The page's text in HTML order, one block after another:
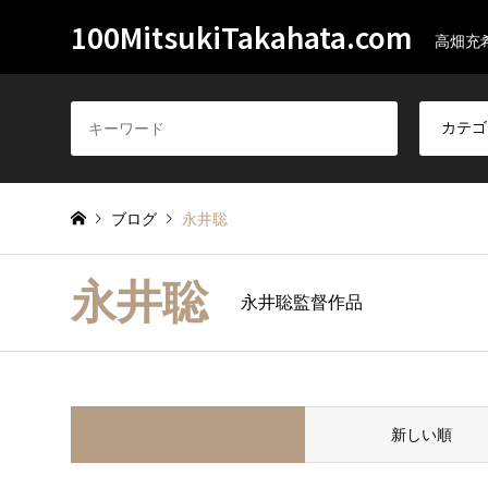
100MitsukiTakahata.com 高畑充
ブログ 永井聡
永井聡 永井聡監督作品
新しい順